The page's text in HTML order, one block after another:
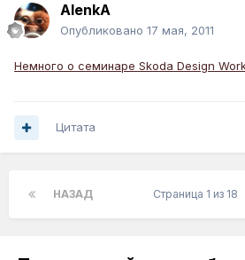
AlenkA
Опубликовано 17 мая, 2011
Немного о семинаре Skoda Design
Цитата
НАЗАД Страница 1 из 18